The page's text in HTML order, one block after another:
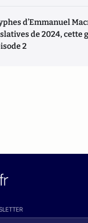
d’Emmanuel
de 2024, cette
2